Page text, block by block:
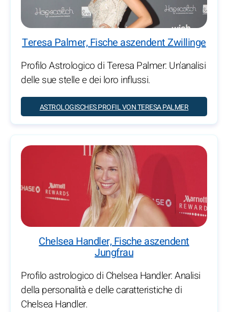
Teresa Palmer, Fische aszendent Zwillinge
Profilo Astrologico di Teresa Palmer: Un'analisi
delle sue stelle e dei loro influssi.
ASTROLOGISCHES PROFIL VON TERESA PALMER
Chelsea Handler, Fische aszendent
Jungfrau
Profilo astrologico di Chelsea Handler: Analisi
della personalità e delle caratteristiche di
Chelsea Handler.